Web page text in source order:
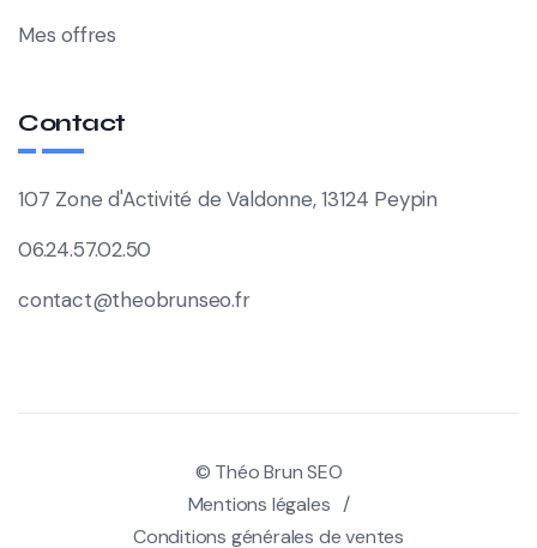
Mes offres
Contact
107 Zone d'Activité de Valdonne, 13124 Peypin
06.24.57.02.50
contact@theobrunseo.fr
© Théo Brun SEO
Mentions légales
Conditions générales de ventes